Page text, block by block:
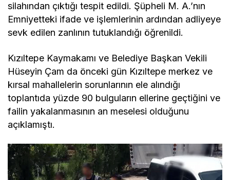
silahından çıktığı tespit edildi. Şüpheli M. A.’nın
Emniyetteki ifade ve işlemlerinin ardından adliyeye
sevk edilen zanlının tutuklandığı öğrenildi.
Kızıltepe Kaymakamı ve Belediye Başkan Vekili
Hüseyin Çam da önceki gün Kızıltepe merkez ve
kırsal mahallelerin sorunlarının ele alındığı
toplantıda yüzde 90 bulguların ellerine geçtiğini ve
failin yakalanmasının an meselesi olduğunu
açıklamıştı.